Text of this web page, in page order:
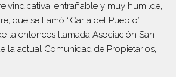
entrañable y muy humilde,
que se llamó “Carta del Pueblo”.
la entonces llamada Asociación San
la actual Comunidad de Propietarios,